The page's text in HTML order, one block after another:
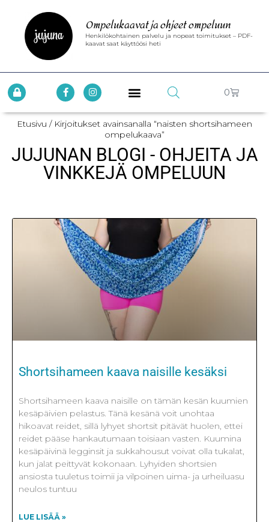
Ompelukaavat ja ohjeet ompeluun
Henkilökohtainen palvelu ja nopeat toimitukset – PDF-
kaavat saat käyttöösi heti
0
Etusivu / Kirjoitukset avainsanalla “naisten shortsihameen
ompelukaava”
JUJUNAN BLOGI - OHJEITA JA
VINKKEJÄ OMPELUUN
Shortsihameen kaava naisille kesäksi
Shortsihameen kaava naisille on tämän kesän kuumien
kesäpäivien pelastus. Tänä kesänä voit unohtaa
hikoavat reidet, sillä lyhyet shortsit pitävät huolen, ettei
reidet pääse hankautumaan toisiaan vasten. Kuumina
kesäpäivinä legginsit ja sukkahousut voivat olla tukalat,
kun jalat peittyvät kokonaan. Lyhyiden shortsien
ansiosta tuuletus toimii ja vilpoinen uima- ja urheiluasu
neulos tuntuu
LUE LISÄÄ »